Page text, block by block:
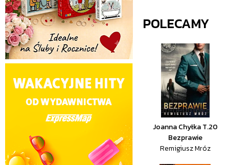
POLECAMY
Joanna Chyłka T.20
Bezprawie
Remigiusz Mróz